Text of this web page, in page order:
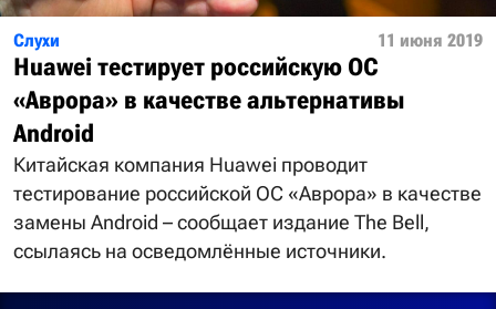
Слухи 11 июня 2019
Huawei тестирует российскую ОС
«Аврора» в качестве альтернативы
Android
Китайская компания Huawei проводит
тестирование российской ОС «Аврора» в качестве
замены Android – сообщает издание The Bell,
ссылаясь на осведомлённые источники.